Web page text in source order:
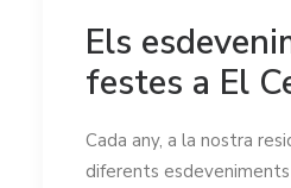
Els
festes a El
Cada any, a la nostra
diferents